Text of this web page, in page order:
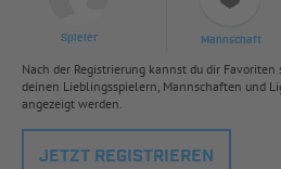
Spieler Mannschaft
Nach der Registrierung kannst du dir Favoriten
deinen Lieblingsspielern, Mannschaften und
angezeigt werden.
JETZT REGISTRIEREN